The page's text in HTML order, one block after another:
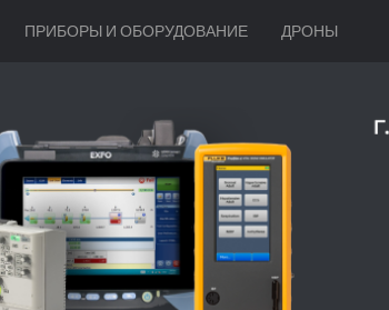
ПРИБОРЫ И ОБОРУДОВАНИЕ ДРОНЫ